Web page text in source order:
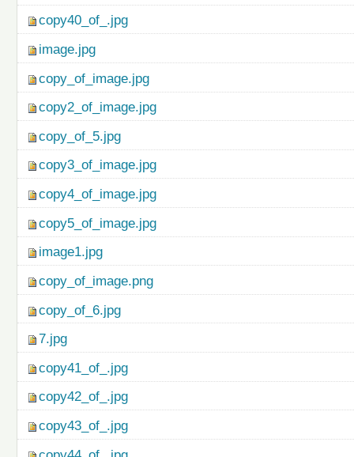
copy40_of_.jpg
image.jpg
copy_of_image.jpg
copy2_of_image.jpg
copy_of_5.jpg
copy3_of_image.jpg
copy4_of_image.jpg
copy5_of_image.jpg
image1.jpg
copy_of_image.png
copy_of_6.jpg
7.jpg
copy41_of_.jpg
copy42_of_.jpg
copy43_of_.jpg